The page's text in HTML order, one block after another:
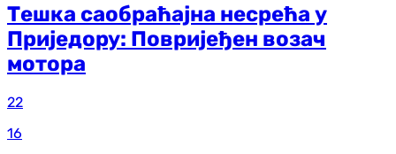
Тешка саобраћајна несрећа у
Приједору: Повријеђен возач
мотора
22
16